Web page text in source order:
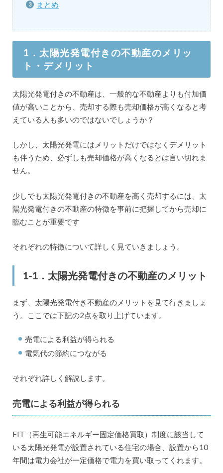
まとめ
1．太陽光発電付きの不動産のメリッ
ト・デメリット
太陽光発電付きの不動産は、一般的な不動産よりも付加価
値が高いことから、売却する際も売却価格が高くなると考
えている人も多いのではないでしょうか？
しかし、太陽光発電にはメリットだけではなくデメリット
も伴うため、必ずしも売却価格が高くなるとは言い切れま
せん。
少しでも太陽光発電付きの不動産を高く売却するには、太
陽光発電付きの不動産の特徴を事前に把握してから売却に
臨むことが重要です
それぞれの特徴について詳しく見ていきましょう。
1-1．太陽光発電付きの不動産のメリット
まず、太陽光発電付き不動産のメリットを見て行きましょ
う。ここでは下記の2点を取り上げています。
売電による利益が得られる
電気代の節約につながる
それぞれ詳しく解説します。
売電による利益が得られる
FIT（再生可能エネルギー固定価格買取）制度に該当して
いる太陽光発電が設置されている住宅の場合、設置から10
年間は電力会社が一定価格で電力を買い取ってくれます。